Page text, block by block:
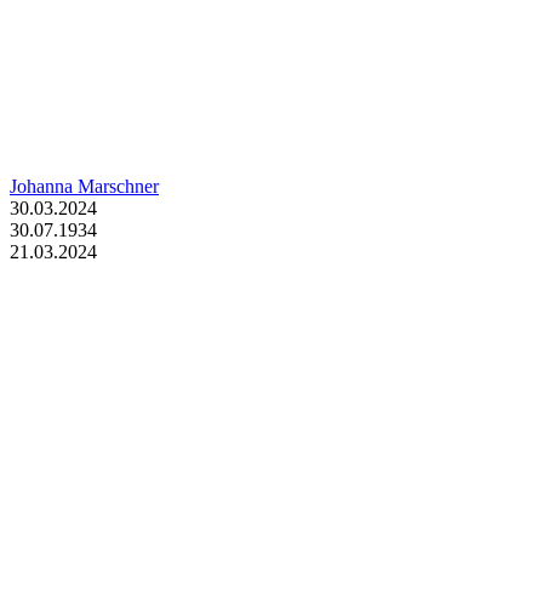
Johanna Marschner
30.03.2024
30.07.1934
21.03.2024